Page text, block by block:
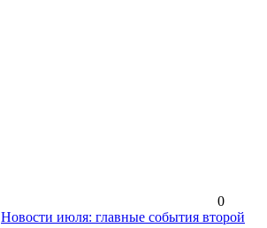
0
Новости июля: главные события второй